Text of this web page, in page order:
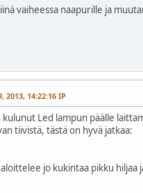
vaiheessa naapurille ja
14:22:16 IP
kulunut Led lampun päälle
tiivistä, tästä on hyvä jatkaa:
jo kukintaa pikku